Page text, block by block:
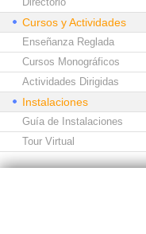
Cursos y Actividades
Enseñanza Reglada
Cursos Monográficos
Actividades Dirigidas
Instalaciones
Guía de Instalaciones
Tour Virtual